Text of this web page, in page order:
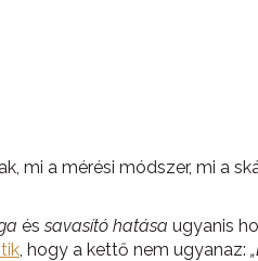
mi a mérési módszer, mi a
éssavasító hatása ugyanis
, hogy a kettő nem ugyanaz: „